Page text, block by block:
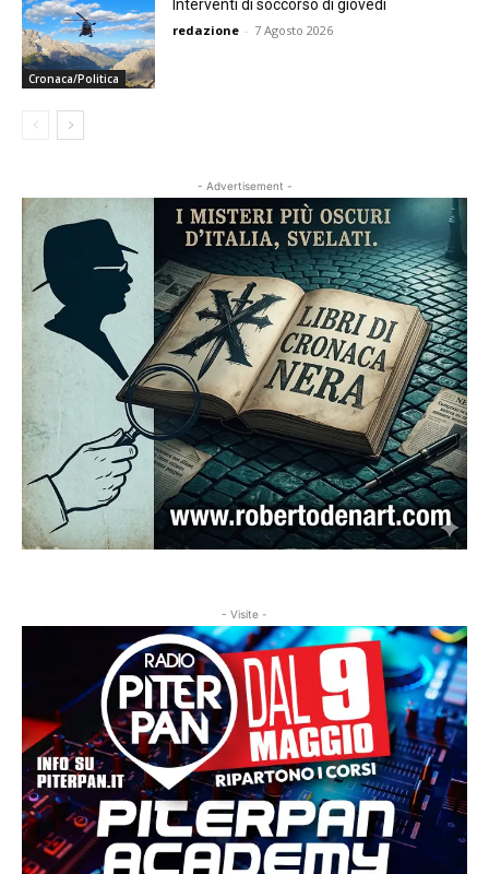
Cronaca/Politica
Interventi di soccorso di giovedì
redazione - 7 Agosto 2026
- Advertisement -
- Visite -